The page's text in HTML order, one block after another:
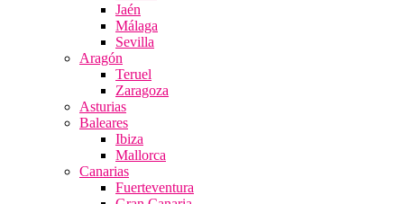
Jaén
Málaga
Sevilla
Aragón
Teruel
Zaragoza
Asturias
Baleares
Ibiza
Mallorca
Canarias
Fuerteventura